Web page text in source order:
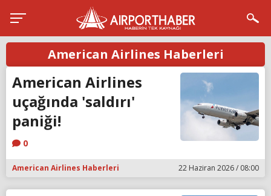
American Airlines Haberleri
American Airlines
uçağında 'saldırı'
paniği!
0
American Airlines Haberleri 22 Haziran 2026 / 08:00